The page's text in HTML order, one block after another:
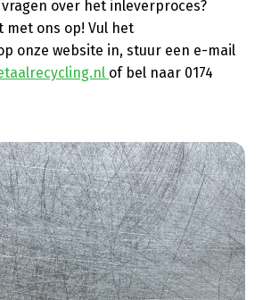
vragen over het inleverproces?
met ons op! Vul het
onze website in, stuur een e-mail
of bel naar 0174